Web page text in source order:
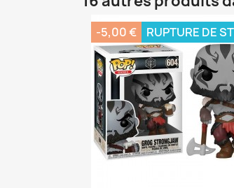
-5,00 € RUPTURE DE